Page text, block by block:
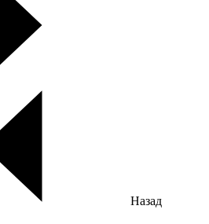
Назад